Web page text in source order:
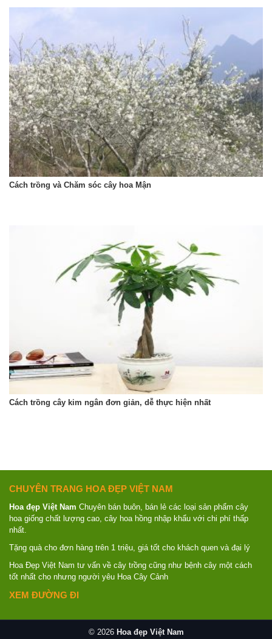
Cách trồng và Chăm sóc cây hoa Mận
Cách trồng cây kim ngân đơn giản, dễ thực hiện nhất
CHUYÊN TRANG HOA ĐẸP VIỆT NAM
Hoa đẹp Việt Nam Chuyên bán buôn, bán lẻ các loại sản phẩm cây
hoa giống chất lượng cao, cây hoa hồng nhập khẩu với chi phí thấp
nhất.
Tặng quà cho đơn hàng trên 1 triệu, giá tốt cho khách quen và đại lý
Hoa Đẹp Việt Nam tư vấn về cây trồng cũng như bệnh cây một cách
tốt nhất cho nhưng người yêu Hoa Cây Cảnh
XEM ĐƯỜNG ĐI
© 2026 Hoa đẹp Việt Nam